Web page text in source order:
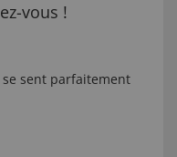
vous !
sent parfaitement